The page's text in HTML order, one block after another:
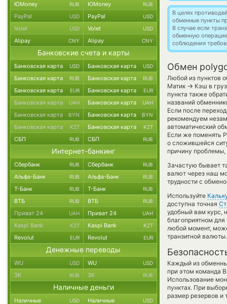
В целях
обменные пункты
В случае если
обменную
соблюдения
Обмен
Любой из пунктов
Матик → Кэш в
пункта также
названий
Если после
рекомендуем
автоматический
Если же поменять
о сложившейся
причину проблемы,
Зачастую бывает
валют через наш
трудности с
Используйте
доступна точная
удобный вам курс,
благоприятном
любой момент,
транзитной валюты.
Каждый из
при этом команда
Использование
пунктах. При
размер резервов и
ЮMoney RUB ЮMoney RUB
PayPal USD PayPal USD
Volet USD Volet USD
Alipay CNY Alipay CNY
Банковские счета и карты
Банковская карта USD Банковская карта USD
Банковская карта RUB Банковская карта RUB
Банковская карта EUR Банковская карта EUR
Банковская карта UAH Банковская карта UAH
Банковская карта BYN Банковская карта BYN
Банковская карта KZT Банковская карта KZT
СБП RUB СБП RUB
Интернет-банкинг
Сбербанк RUB Сбербанк RUB
Альфа-Банк RUB Альфа-Банк RUB
Т-Банк RUB Т-Банк RUB
ВТБ RUB ВТБ RUB
Приват 24 UAH Приват 24 UAH
Kaspi Bank KZT Kaspi Bank KZT
Revolut EUR Revolut EUR
Денежные переводы
WU USD WU USD
ЗК RUB ЗК RUB
Наличные деньги
Наличные USD Наличные USD